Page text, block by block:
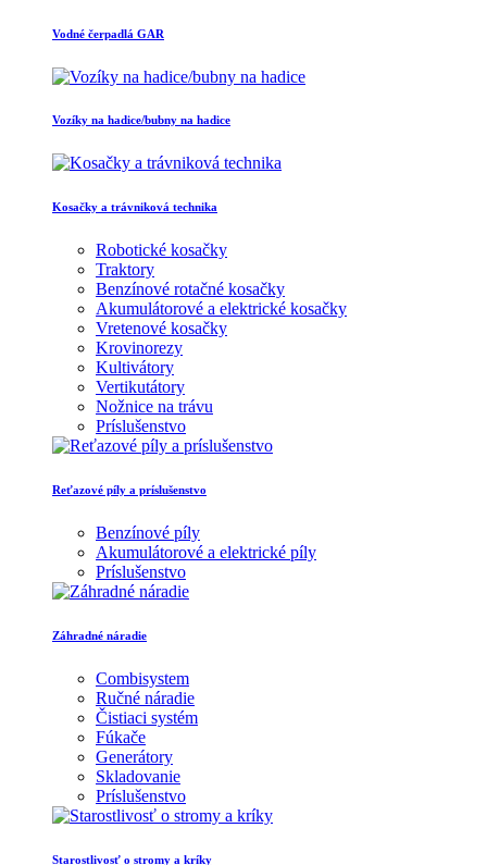
Vodné čerpadlá GAR
Vozíky na hadice/bubny na hadice
Kosačky a trávniková technika
Robotické kosačky
Traktory
Benzínové rotačné kosačky
Akumulátorové a elektrické kosačky
Vretenové kosačky
Krovinorezy
Kultivátory
Vertikutátory
Nožnice na trávu
Príslušenstvo
Reťazové píly a príslušenstvo
Benzínové píly
Akumulátorové a elektrické píly
Príslušenstvo
Záhradné náradie
Combisystem
Ručné náradie
Čistiaci systém
Fúkače
Generátory
Skladovanie
Príslušenstvo
Starostlivosť o stromy a kríky